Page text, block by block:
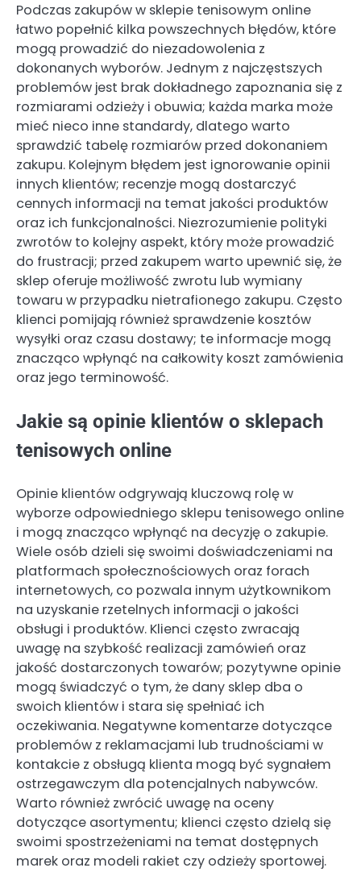
Podczas zakupów w sklepie tenisowym online
łatwo popełnić kilka powszechnych błędów, które
mogą prowadzić do niezadowolenia z
dokonanych wyborów. Jednym z najczęstszych
problemów jest brak dokładnego zapoznania się z
rozmiarami odzieży i obuwia; każda marka może
mieć nieco inne standardy, dlatego warto
sprawdzić tabelę rozmiarów przed dokonaniem
zakupu. Kolejnym błędem jest ignorowanie opinii
innych klientów; recenzje mogą dostarczyć
cennych informacji na temat jakości produktów
oraz ich funkcjonalności. Niezrozumienie polityki
zwrotów to kolejny aspekt, który może prowadzić
do frustracji; przed zakupem warto upewnić się, że
sklep oferuje możliwość zwrotu lub wymiany
towaru w przypadku nietrafionego zakupu. Często
klienci pomijają również sprawdzenie kosztów
wysyłki oraz czasu dostawy; te informacje mogą
znacząco wpłynąć na całkowity koszt zamówienia
oraz jego terminowość.
Jakie są opinie klientów o sklepach
tenisowych online
Opinie klientów odgrywają kluczową rolę w
wyborze odpowiedniego sklepu tenisowego online
i mogą znacząco wpłynąć na decyzję o zakupie.
Wiele osób dzieli się swoimi doświadczeniami na
platformach społecznościowych oraz forach
internetowych, co pozwala innym użytkownikom
na uzyskanie rzetelnych informacji o jakości
obsługi i produktów. Klienci często zwracają
uwagę na szybkość realizacji zamówień oraz
jakość dostarczonych towarów; pozytywne opinie
mogą świadczyć o tym, że dany sklep dba o
swoich klientów i stara się spełniać ich
oczekiwania. Negatywne komentarze dotyczące
problemów z reklamacjami lub trudnościami w
kontakcie z obsługą klienta mogą być sygnałem
ostrzegawczym dla potencjalnych nabywców.
Warto również zwrócić uwagę na oceny
dotyczące asortymentu; klienci często dzielą się
swoimi spostrzeżeniami na temat dostępnych
marek oraz modeli rakiet czy odzieży sportowej.